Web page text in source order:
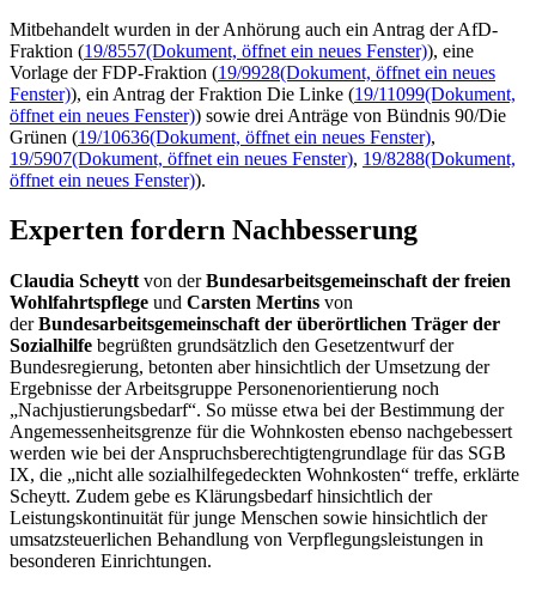
Mitbehandelt wurden in der Anhörung auch ein Antrag der AfD-
Fraktion (19/8557(Dokument, öffnet ein neues Fenster)), eine
Vorlage der FDP-Fraktion (19/9928(Dokument, öffnet ein neues
Fenster)), ein Antrag der Fraktion Die Linke (19/11099(Dokument,
öffnet ein neues Fenster)) sowie drei Anträge von Bündnis 90/Die
Grünen (19/10636(Dokument, öffnet ein neues Fenster),
19/5907(Dokument, öffnet ein neues Fenster), 19/8288(Dokument,
öffnet ein neues Fenster)).
Experten fordern Nachbesserung
Claudia Scheytt von derBundesarbeitsgemeinschaft der freien
Wohlfahrtspflege und Carsten Mertins von
derBundesarbeitsgemeinschaft der überörtlichen Träger der
Sozialhilfe begrüßten grundsätzlich den Gesetzentwurf der
Bundesregierung, betonten aber hinsichtlich der Umsetzung der
Ergebnisse der Arbeitsgruppe Personenorientierung noch
„Nachjustierungsbedarf“. So müsse etwa bei der Bestimmung der
Angemessenheitsgrenze für die Wohnkosten ebenso nachgebessert
werden wie bei der Anspruchsberechtigtengrundlage für das SGB
IX, die „nicht alle sozialhilfegedeckten Wohnkosten“ treffe, erklärte
Scheytt. Zudem gebe es Klärungsbedarf hinsichtlich der
Leistungskontinuität für junge Menschen sowie hinsichtlich der
umsatzsteuerlichen Behandlung von Verpflegungsleistungen in
besonderen Einrichtungen.